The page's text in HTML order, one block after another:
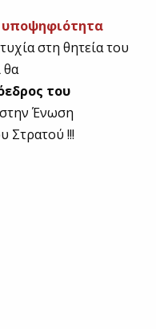
υποψηφιότητα
στη θητεία του
θα
του
στην Ένωση
Στρατού !!!